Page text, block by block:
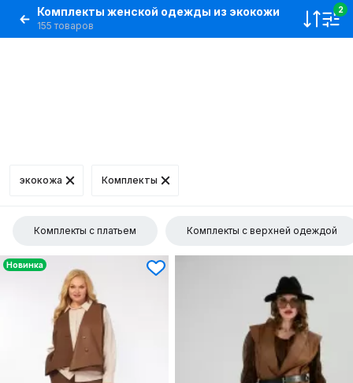
Комплекты женской одежды из экокожи
155 товаров
2
экокожа Комплекты
Комплекты с платьем Комплекты с верхней одеждой
Новинка